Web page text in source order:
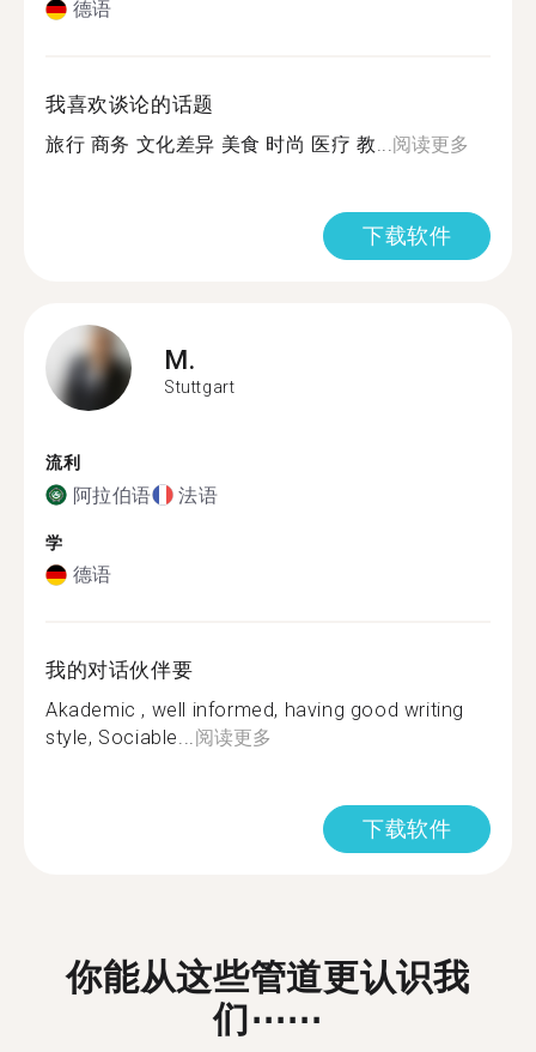
德语
我喜欢谈论的话题
旅行 商务 文化差异 美食 时尚 医疗 教...阅读更多
下载软件
M.
Stuttgart
流利
阿拉伯语 法语
学
德语
我的对话伙伴要
Akademic , well informed, having good writing
style, Sociable...阅读更多
下载软件
你能从这些管道更认识我
们⋯⋯